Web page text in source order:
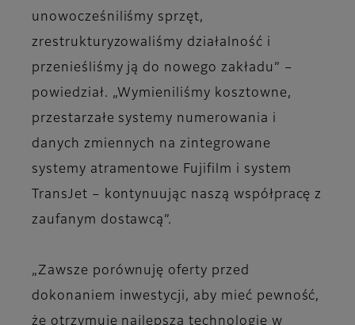
unowocześniliśmy sprzęt,
zrestrukturyzowaliśmy działalność i
przenieśliśmy ją do nowego zakładu” –
powiedział. „Wymieniliśmy kosztowne,
przestarzałe systemy numerowania i
danych zmiennych na zintegrowane
systemy atramentowe Fujifilm i system
TransJet – kontynuując naszą współpracę z
zaufanym dostawcą”.
„Zawsze porównuję oferty przed
dokonaniem inwestycji, aby mieć pewność,
że otrzymuję najlepszą technologię w